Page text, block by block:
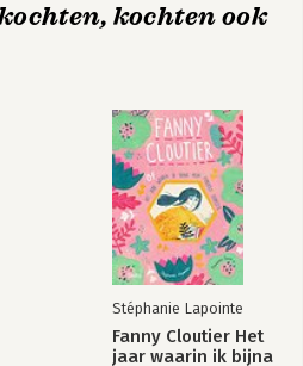
kochten ook
Stéphanie Lapointe
Fanny Cloutier Het
jaar waarin ik bijna